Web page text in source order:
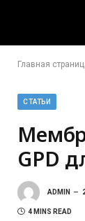
Главная
СТАТЬИ
GPD
ADMIN
4 MINS READ